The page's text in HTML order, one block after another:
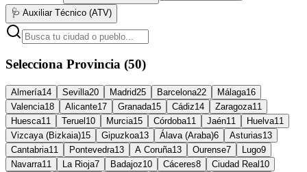
🩺 Auxiliar Técnico (ATV)
Selecciona Provincia (50)
Almería14 Sevilla20 Madrid25 Barcelona22 Málaga16
Valencia18 Alicante17 Granada15 Cádiz14 Zaragoza11
Huesca11 Teruel 10 Murcia15 Córdoba11 Jaén11 Huelva11
Vizcaya (Bizkaia)15 Gipuzkoa13 Álava (Araba)6 Asturias13
Cantabria11 Pontevedra13 A Coruña13 Ourense7 Lugo9
Navarra11 La Rioja7 Badajoz10 Cáceres8 Ciudad Real 10